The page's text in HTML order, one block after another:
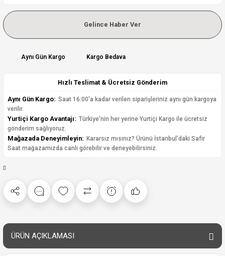
Gelince Haber Ver
Aynı Gün Kargo Kargo Bedava
Hızlı Teslimat & Ücretsiz Gönderim
Aynı Gün Kargo: Saat 16:00'a kadar verilen siparişleriniz aynı gün kargoya
verilir.
Yurtiçi Kargo Avantajı: Türkiye'nin her yerine Yurtiçi Kargo ile ücretsiz
gönderim sağlıyoruz.
Mağazada Deneyimleyin: Kararsız mısınız? Ürünü İstanbul'daki Safir
Saat mağazamızda canlı görebilir ve deneyebilirsiniz.
ÜRÜN AÇIKLAMASI